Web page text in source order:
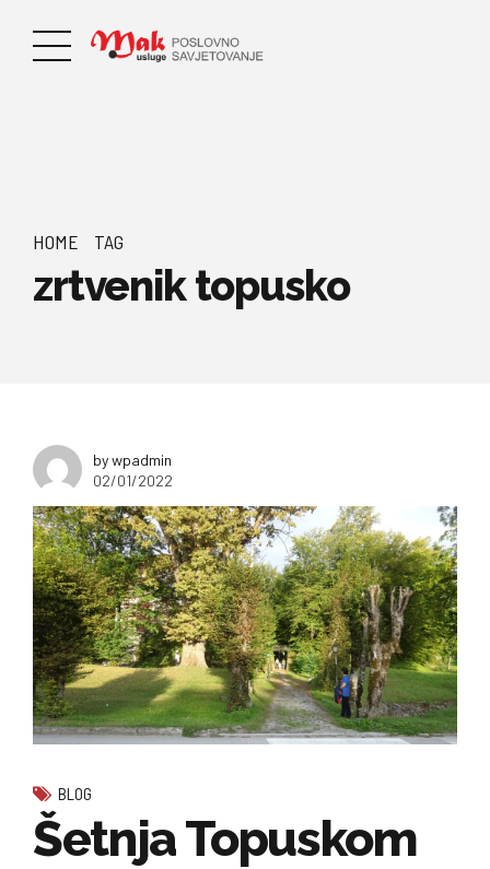
HOME TAG
zrtvenik topusko
by wpadmin
02/01/2022
BLOG
Šetnja Topuskom